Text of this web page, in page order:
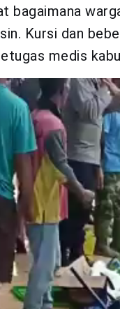
bagaimana
Kursi dan
medis